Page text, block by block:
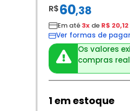
R$60,38
Em até3x de R$ 20,12
Ver formas de
Os valores
compras
1 em estoque